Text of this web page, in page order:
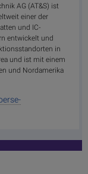
AG (AT&S) ist
einer der
und IC-
entwickelt und
in
und ist mit einem
und Nordamerika